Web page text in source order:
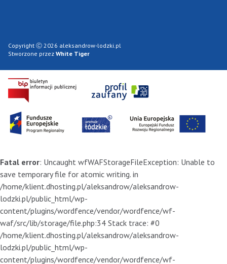
Copyright Ⓒ 2026 aleksandrow-lodzki.pl
Stworzone przez White Tiger
Fatal error: Uncaught wfWAFStorageFileException: Unable to
save temporary file for atomic writing. in
/home/klient.dhosting.pl/aleksandrow/aleksandrow-
lodzki.pl/public_html/wp-
content/plugins/wordfence/vendor/wordfence/wf-
waf/src/lib/storage/file.php:34 Stack trace: #0
/home/klient.dhosting.pl/aleksandrow/aleksandrow-
lodzki.pl/public_html/wp-
content/plugins/wordfence/vendor/wordfence/wf-